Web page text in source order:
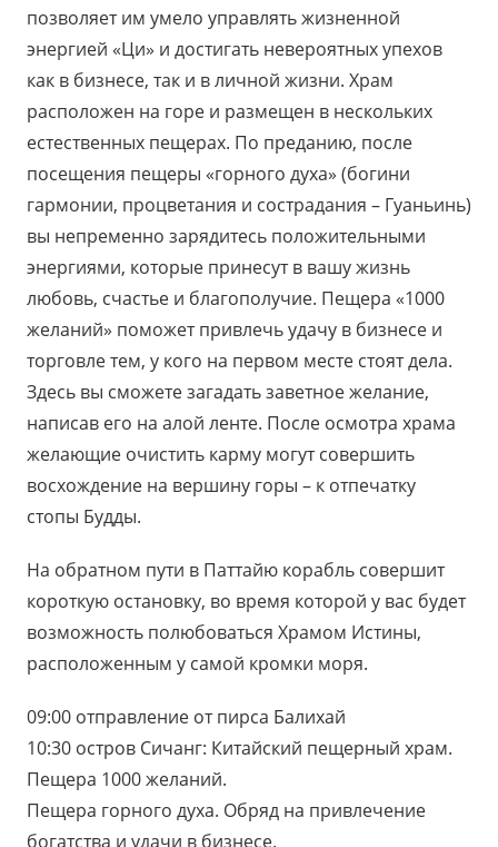
позволяет им умело управлять жизненной
энергией «Ци» и достигать невероятных упехов
как в бизнесе, так и в личной жизни. Храм
расположен на горе и размещен в нескольких
естественных пещерах. По преданию, после
посещения пещеры «горного духа» (богини
гармонии, процветания и сострадания – Гуаньинь)
вы непременно зарядитесь положительными
энергиями, которые принесут в вашу жизнь
любовь, счастье и благополучие. Пещера «1000
желаний» поможет привлечь удачу в бизнесе и
торговле тем, у кого на первом месте стоят дела.
Здесь вы сможете загадать заветное желание,
написав его на алой ленте. После осмотра храма
желающие очистить карму могут совершить
восхождение на вершину горы – к отпечатку
стопы Будды.
На обратном пути в Паттайю корабль совершит
короткую остановку, во время которой у вас будет
возможность полюбоваться Храмом Истины,
расположенным у самой кромки моря.
09:00 отправление от пирса Балихай
10:30 остров Сичанг: Китайский пещерный храм.
Пещера 1000 желаний.
Пещера горного духа. Обряд на привлечение
богатства и удачи в бизнесе.